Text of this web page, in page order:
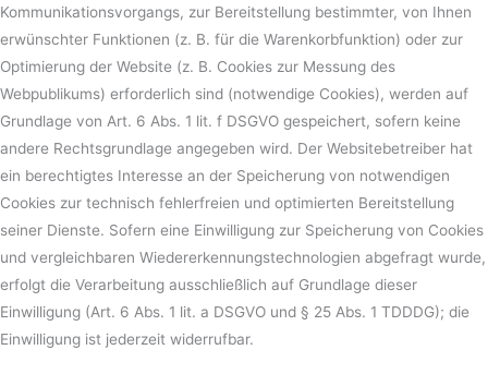
Kommunikationsvorgangs, zur Bereitstellung bestimmter, von Ihnen
erwünschter Funktionen (z. B. für die Warenkorbfunktion) oder zur
Optimierung der Website (z. B. Cookies zur Messung des
Webpublikums) erforderlich sind (notwendige Cookies), werden auf
Grundlage von Art. 6 Abs. 1 lit. f DSGVO gespeichert, sofern keine
andere Rechtsgrundlage angegeben wird. Der Websitebetreiber hat
ein berechtigtes Interesse an der Speicherung von notwendigen
Cookies zur technisch fehlerfreien und optimierten Bereitstellung
seiner Dienste. Sofern eine Einwilligung zur Speicherung von Cookies
und vergleichbaren Wiedererkennungstechnologien abgefragt wurde,
erfolgt die Verarbeitung ausschließlich auf Grundlage dieser
Einwilligung (Art. 6 Abs. 1 lit. a DSGVO und § 25 Abs. 1 TDDDG); die
Einwilligung ist jederzeit widerrufbar.